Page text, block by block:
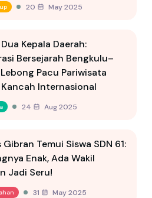
20 May 2025
Kepala Daerah:
Bersejarah Bengkulu–
Pacu Pariwisata
Internasional
24 Aug 2025
Temui Siswa SDN 61:
Enak, Ada Wakil
Jadi Seru!
31 May 2025